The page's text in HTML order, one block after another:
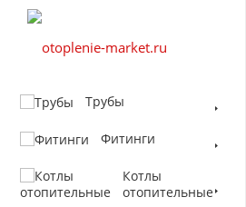
Трубы
Фитинги
Котлы
отопительные